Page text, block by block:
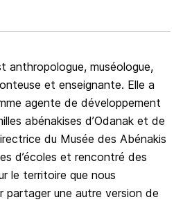
anthropologue, muséologue,
et enseignante. Elle a
agente de développement
abénakises d’Odanak et de
du Musée des Abénakis
d’écoles et rencontré des
le territoire que nous
partager une autre version de